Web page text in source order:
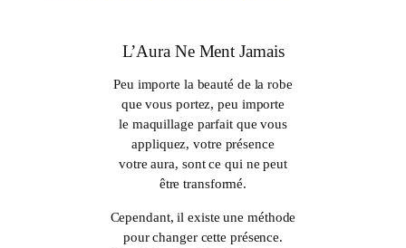
L’Aura Ne Ment Jamais
Peu importe la beauté de la robe
que vous portez, peu importe
le maquillage parfait que vous
appliquez, votre présence
votre aura, sont ce qui ne peut
être transformé.
Cependant, il existe une méthode
pour changer cette présence.